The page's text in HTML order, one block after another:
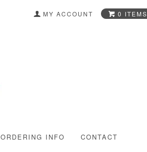
MY ACCOUNT 0 ITEMS
ORDERING INFO CONTACT